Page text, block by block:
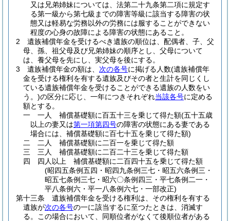
又は兄弟姉妹については、法第二十九条第二項に規定す
る第一級から第七級までの障害等級に該当する障害の状
態又は軽易な労務以外の労務には服することができない
程度の心身の故障による障害の状態にあること。
2
遺族補償年金を受けるべき遺族の順位は、配偶者、子、父
母、孫、祖父母及び兄弟姉妹の順序とし、父母について
は、養父母を先にし、実父母を後にする。
3
遺族補償年金の額は、 次の各号に掲げる人数(遺族補償年
金を受ける権利を有する遺族及びその者と生計を同じくし
ている遺族補償年金を受けることができる遺族の人数をい
う。)の区分に応じ、一年につきそれぞれ当該各号に定める
額とする。
一
一人 補償基礎額に百五十三を乗じて得た額(五十五歳
以上の妻又は第一項第四号の障害の状態にある妻である
場合には、補償基礎額に百七十五を乗じて得た額)
二
二人 補償基礎額に二百一を乗じて得た額
三
三人 補償基礎額に二百二十三を乗じて得た額
四
四人以上 補償基礎額に二百四十五を乗じて得た額
(昭四五条例五四・昭四九条例三七・昭五六条例三・
昭五七条例三七・昭六〇条例四三・平七条例二一・
平八条例六・平一八条例六七・一部改正)
第十三条
遺族補償年金を受ける権利は、その権利を有する
遺族が次の各号の一に該当するに至つたときは、消滅す
る。
この場合において、同順位者がなくて後順位者がある